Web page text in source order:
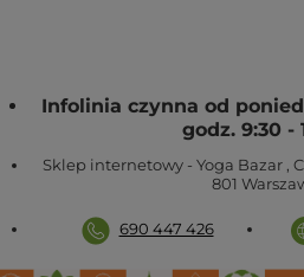
Infolinia czynna od
godz. 9:30 -
Sklep internetowy - Yoga Bazar ,
801
690 447 426